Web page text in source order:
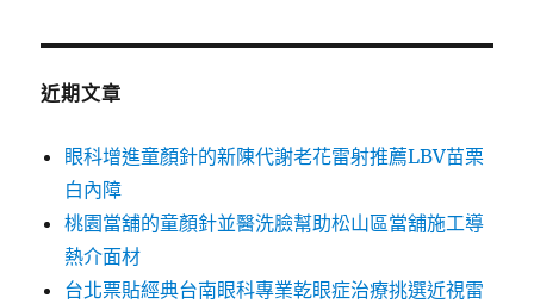
鍵
近期文章
眼科增進童顏針的新陳代謝老花雷射推薦LBV苗栗
白內障
桃園當舖的童顏針並醫洗臉幫助松山區當舖施工導
熱介面材
台北票貼經典台南眼科專業乾眼症治療挑選近視雷